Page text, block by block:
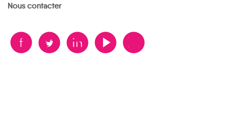
Nous contacter
B A D F V